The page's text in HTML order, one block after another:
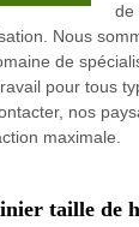
de
Nous
de
pour tous
nos
maximale.
taille de